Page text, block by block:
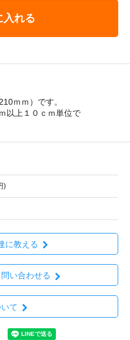
入れる
ｍｍ）です。
以上１０ｃｍ単位で
)
に教える
い合わせる
て